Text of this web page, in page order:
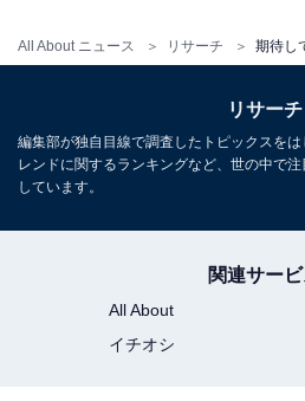
All About ニュース リサーチ
そありませんが、超広角撮影が
また、今回はじめて公開された
ラ」や、最新の「A19チップ」
一方のiPhone Air。こちらは高
だまだ未知数な部分が多く残る
Air」といった形でナンバリング
リサーチ
編集部が独自目線で調査したトピックスを
レンドに関するランキングなど、世の中で
しています。
関連サー
All About
イチオシ